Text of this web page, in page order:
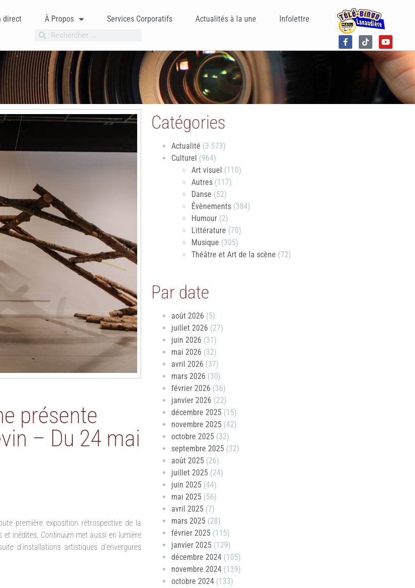
direct À Propos Services Corporatifs Actualités à la une Infolettre
présente
– Du 24 mai
première exposition rétrospective de la
inédites, Continuum met aussi en lumière
d’installations artistiques d’envergures
Catégories
Actualité (3 573)
Culturel (964)
Art visuel (110)
Autres (117)
Danse (52)
Évènements (384)
Humour (2)
Littérature (70)
Musique (305)
Théâtre et Art de la scène (72)
Par date
août 2026 (5)
juillet 2026 (27)
juin 2026 (31)
mai 2026 (32)
avril 2026 (37)
mars 2026 (30)
février 2026 (36)
janvier 2026 (22)
décembre 2025 (15)
novembre 2025 (42)
octobre 2025 (32)
septembre 2025 (32)
août 2025 (26)
juillet 2025 (24)
juin 2025 (44)
mai 2025 (56)
avril 2025 (7)
mars 2025 (28)
février 2025 (115)
janvier 2025 (129)
décembre 2024 (105)
novembre 2024 (139)
octobre 2024 (133)